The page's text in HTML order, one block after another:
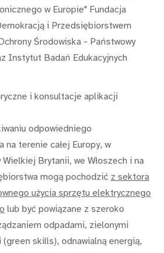
w Europie" Fundacja
i Przedsiębiorstwem
Środowiska - Państwowy
Instytut Badań Edukacyjnych
i konsultacje aplikacji
odpowiedniego
terenie całej Europy, w
Brytanii, we Włoszech i na
mogą pochodzić z sektora
użycia sprzętu elektrycznego
lub być powiązane z szeroko
odpadami, zielonymi
skills), odnawialną energią,